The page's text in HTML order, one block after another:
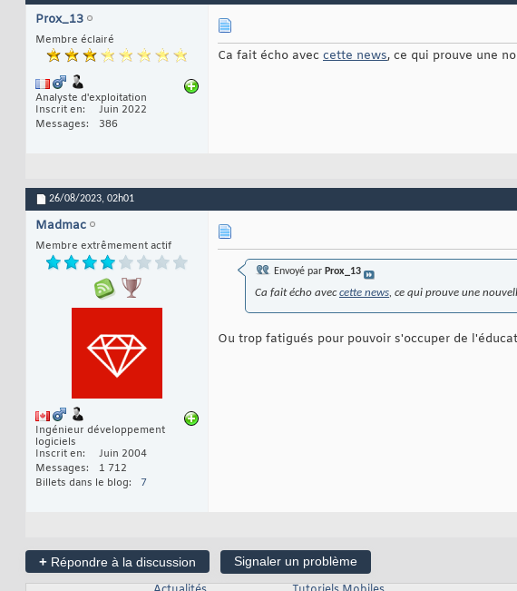
Prox_13
Membre éclairé
Analyste d'exploitation
Inscrit en
Juin 2022
Messages
386
Ca fait écho avec cette news, ce qui prouve une
26/08/2023, 02h01
Madmac
Membre extrêmement actif
Ingénieur développement
logiciels
Inscrit en
Juin 2004
Messages
1 712
Billets dans le blog
7
Envoyé par Prox_13
Ca fait écho aveccette news, ce qui prouve une
Ou trop fatigués pour pouvoir s'occuper de
+ Répondre à la discussion
Signaler un problème